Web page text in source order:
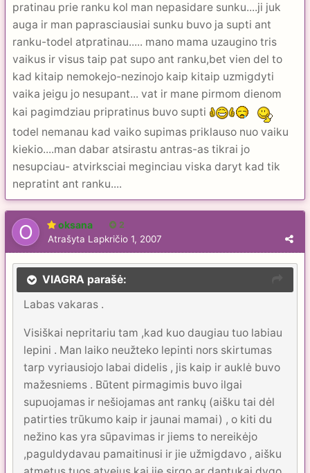
pratinau prie ranku kol man nepasidare sunku....ji juk
auga ir man paprasciausiai sunku buvo ja supti ant
ranku-todel atpratinau..... mano mama uzaugino tris
vaikus ir visus taip pat supo ant ranku,bet vien del to
kad kitaip nemokejo-nezinojo kaip kitaip uzmigdyti
vaika jeigu jo nesupant... vat ir mane pirmom dienom
kai pagimdziau pripratinus buvo supti
todel nemanau kad vaiko supimas priklauso nuo vaiku
kiekio....man dabar atsirastu antras-as tikrai jo
nesupciau- atvirksciai meginciau viska daryt kad tik
nepratint ant ranku....
oksana 2
Atrašyta Lapkričio 1, 2007
VIAGRA parašė:
Labas vakaras .
Visiškai nepritariu tam ,kad kuo daugiau tuo labiau
lepini . Man laiko neužteko lepinti nors skirtumas
tarp vyriausiojo labai didelis , jis kaip ir auklė buvo
mažesniems . Būtent pirmagimis buvo ilgai
supuojamas ir nešiojamas ant rankų (aišku tai dėl
patirties trūkumo kaip ir jaunai mamai) , o kiti du
nežino kas yra sūpavimas ir jiems to nereikėjo
,paguldydavau pamaitinusi ir jie užmigdavo , aišku